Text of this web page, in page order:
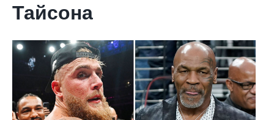
Тайсона